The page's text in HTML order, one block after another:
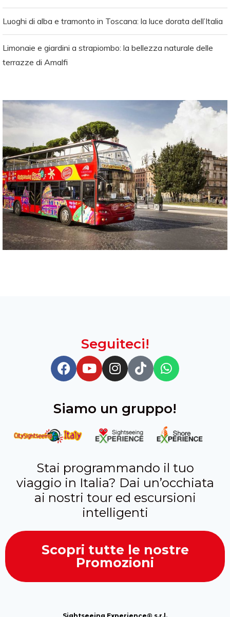
Luoghi di alba e tramonto in Toscana: la luce dorata dell’Italia
Limonaie e giardini a strapiombo: la bellezza naturale delle
terrazze di Amalfi
Seguiteci!
Siamo un gruppo!
Stai programmando il tuo
viaggio in Italia? Dai un’occhiata
ai nostri tour ed escursioni
intelligenti
Scopri tutte le nostre
Promozioni